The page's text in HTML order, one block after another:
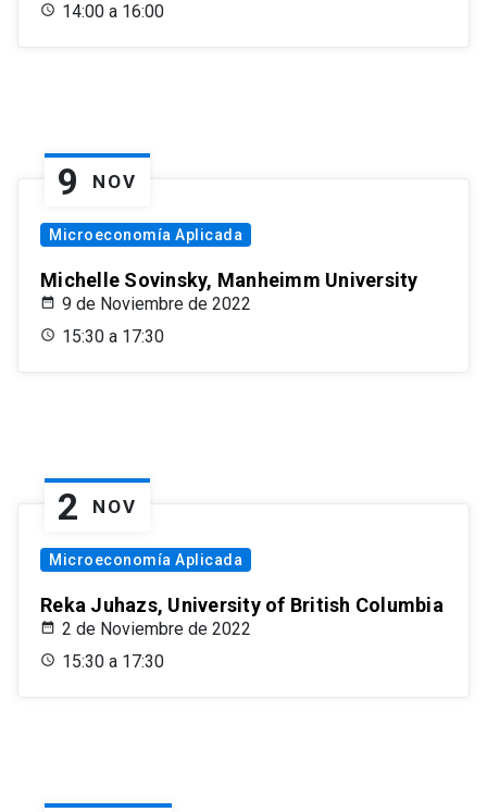
14:00 a 16:00
9 NOV
Microeconomía Aplicada
Michelle Sovinsky, Manheimm University
9 de Noviembre de 2022
15:30 a 17:30
2 NOV
Microeconomía Aplicada
Reka Juhazs, University of British Columbia
2 de Noviembre de 2022
15:30 a 17:30